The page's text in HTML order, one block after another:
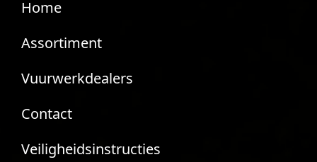
Home
Assortiment
Vuurwerkdealers
Contact
Veiligheidsinstructies